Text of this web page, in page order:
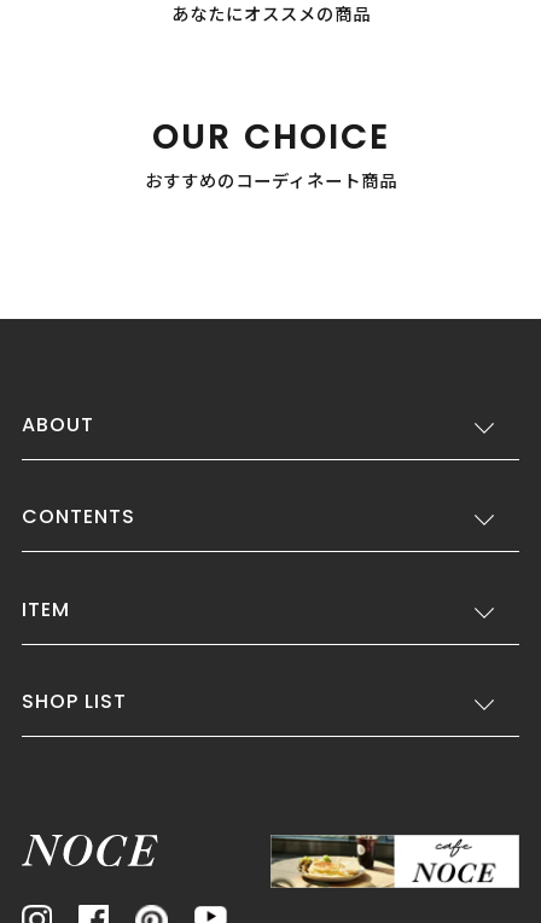
あなたにオススメの商品
OUR CHOICE
おすすめのコーディネート商品
ABOUT
CONTENTS
ITEM
SHOP LIST